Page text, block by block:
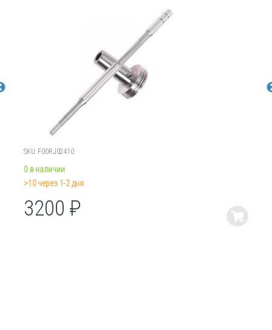
SKU: F00RJ02410
0 в наличии
>10 через 1-2 дня
3200₽